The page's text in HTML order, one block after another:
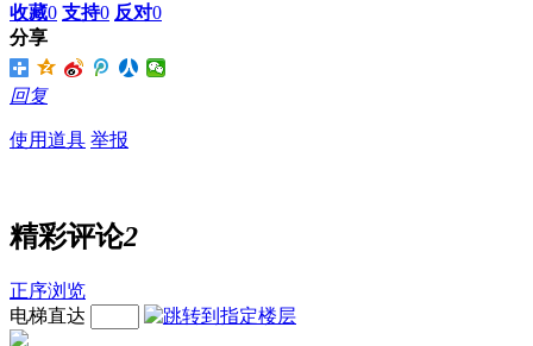
收藏0 支持0 反对0
分享
回复
使用道具 举报
精彩评论2
正序浏览
电梯直达